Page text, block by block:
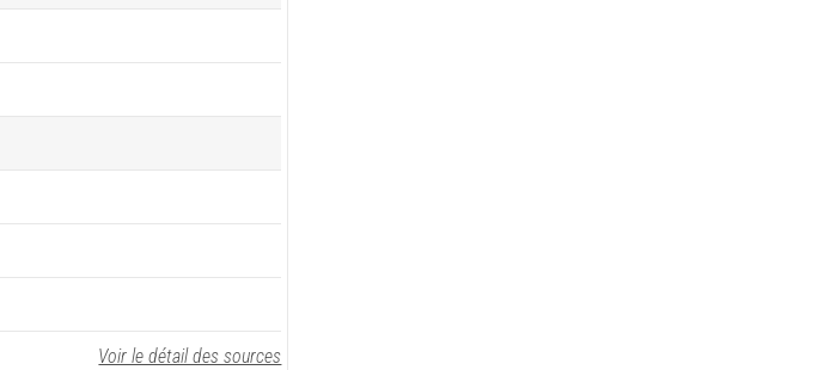
Voir le détail des sources